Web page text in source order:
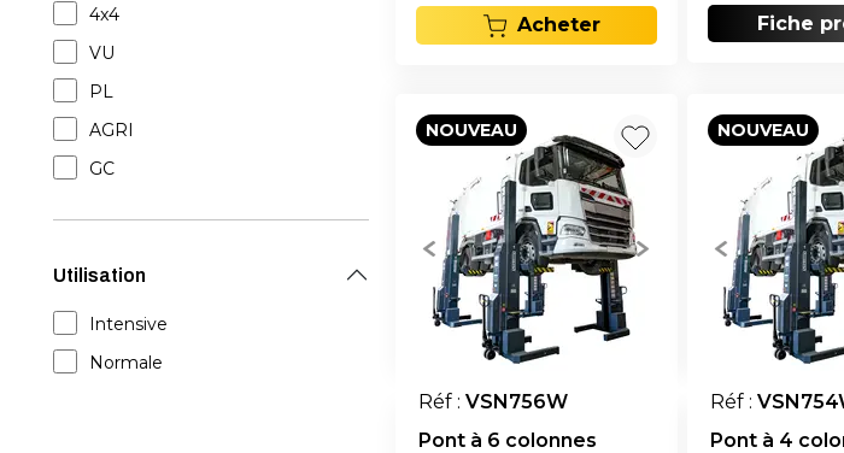
4x4
VU
PL
AGRI
GC
Utilisation
Intensive
Normale
Acheter Fiche
NOUVEAU
Réf : VSN756W
Pont à 6 colonnes
NOUVEAU
Réf :
Pont à 4